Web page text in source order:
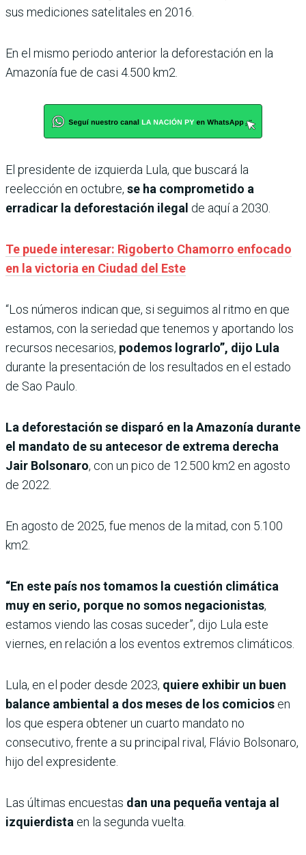
sus mediciones satelitales en 2016.
En el mismo periodo anterior la deforestación en la
Amazonía fue de casi 4.500 km2.
El presidente de izquierda Lula, que buscará la
reelección en octubre, se ha comprometido a
erradicar la deforestación ilegal de aquí a 2030.
Te puede interesar: Rigoberto Chamorro enfocado
en la victoria en Ciudad del Este
“Los números indican que, si seguimos al ritmo en que
estamos, con la seriedad que tenemos y aportando los
recursos necesarios, podemos lograrlo”, dijo Lula
durante la presentación de los resultados en el estado
de Sao Paulo.
La deforestación se disparó en la Amazonía durante
el mandato de su antecesor de extrema derecha
Jair Bolsonaro, con un pico de 12.500 km2 en agosto
de 2022.
En agosto de 2025, fue menos de la mitad, con 5.100
km2.
“En este país nos tomamos la cuestión climática
muy en serio, porque no somos negacionistas,
estamos viendo las cosas suceder”, dijo Lula este
viernes, en relación a los eventos extremos climáticos.
Lula, en el poder desde 2023, quiere exhibir un buen
balance ambiental a dos meses de los comicios en
los que espera obtener un cuarto mandato no
consecutivo, frente a su principal rival, Flávio Bolsonaro,
hijo del expresidente.
Las últimas encuestas dan una pequeña ventaja al
izquierdista en la segunda vuelta.